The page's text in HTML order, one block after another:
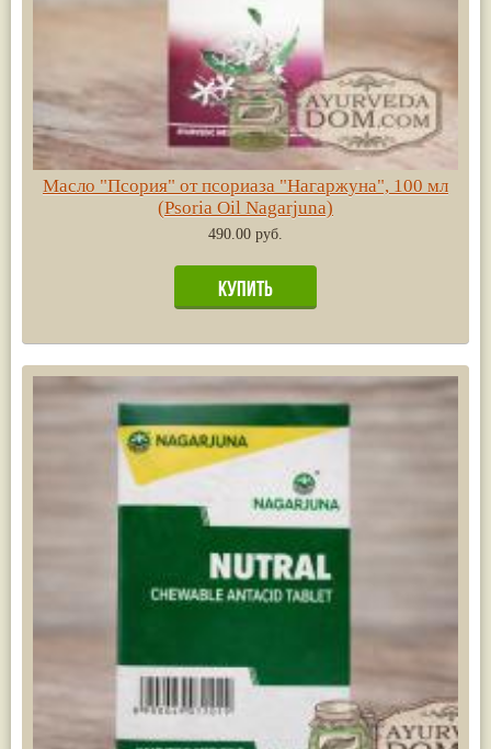
Масло "Псория" от псориаза "Нагаржуна", 100 мл
(Psoria Oil Nagarjuna)
490.00 руб.